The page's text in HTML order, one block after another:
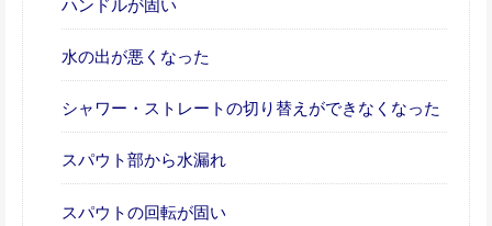
ハンドルが固い
水の出が悪くなった
シャワー・ストレートの切り替えができなくなった
スパウト部から水漏れ
スパウトの回転が固い